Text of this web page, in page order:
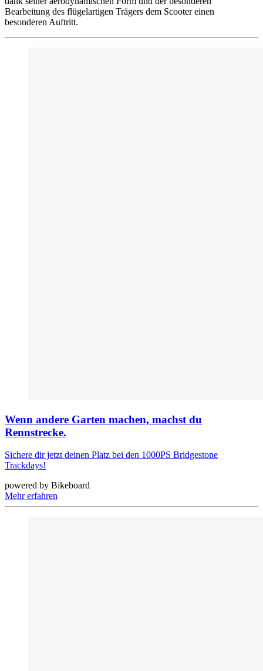
Bearbeitung des flügelartigen Trägers dem Scooter einen
besonderen Auftritt.
Wenn andere Garten machen, machst du
Rennstrecke.
Sichere dir jetzt deinen Platz bei den 1000PS Bridgestone
Trackdays!
powered by Bikeboard
Mehr erfahren